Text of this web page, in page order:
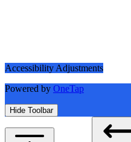
Accessibility Adjustments
Powered by OneTap
Hide Toolbar